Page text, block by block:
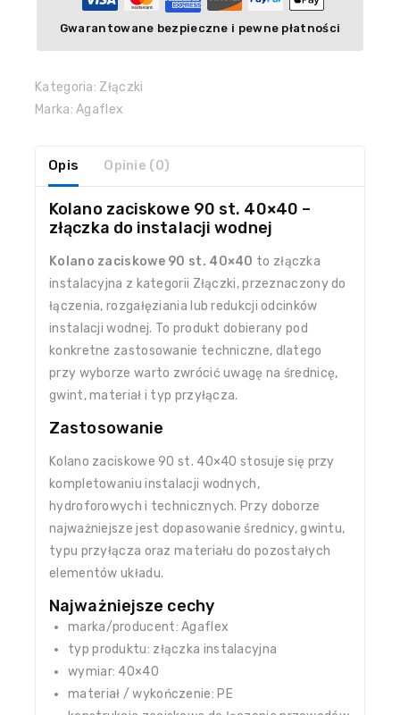
Gwarantowane bezpieczne i pewne płatności
Kategoria: Złączki
Marka:Agaflex
Opis Opinie (0)
Kolano zaciskowe 90 st. 40×40 –
złączka do instalacji wodnej
Kolano zaciskowe 90 st. 40×40 to złączka
instalacyjna z kategorii Złączki, przeznaczony do
łączenia, rozgałęziania lub redukcji odcinków
instalacji wodnej. To produkt dobierany pod
konkretne zastosowanie techniczne, dlatego
przy wyborze warto zwrócić uwagę na średnicę,
gwint, materiał i typ przyłącza.
Zastosowanie
Kolano zaciskowe 90 st. 40×40 stosuje się przy
kompletowaniu instalacji wodnych,
hydroforowych i technicznych. Przy doborze
najważniejsze jest dopasowanie średnicy, gwintu,
typu przyłącza oraz materiału do pozostałych
elementów układu.
Najważniejsze cechy
marka/producent: Agaflex
typ produktu: złączka instalacyjna
wymiar: 40×40
materiał / wykończenie: PE